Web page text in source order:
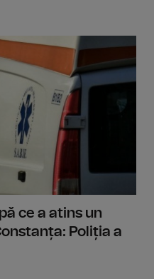
ce a atins un
Poliția a